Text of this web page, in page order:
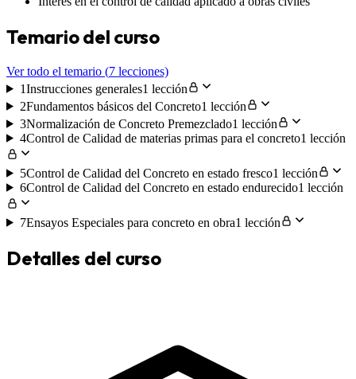
Temario del curso
Ver todo el temario (7 lecciones)
1Instrucciones generales1 lección
2Fundamentos básicos del Concreto1 lección
3Normalización de Concreto Premezclado1 lección
4Control de Calidad de materias primas para el concreto1 lección
5Control de Calidad del Concreto en estado fresco1 lección
6Control de Calidad del Concreto en estado endurecido1 lección
7Ensayos Especiales para concreto en obra1 lección
Detalles del curso